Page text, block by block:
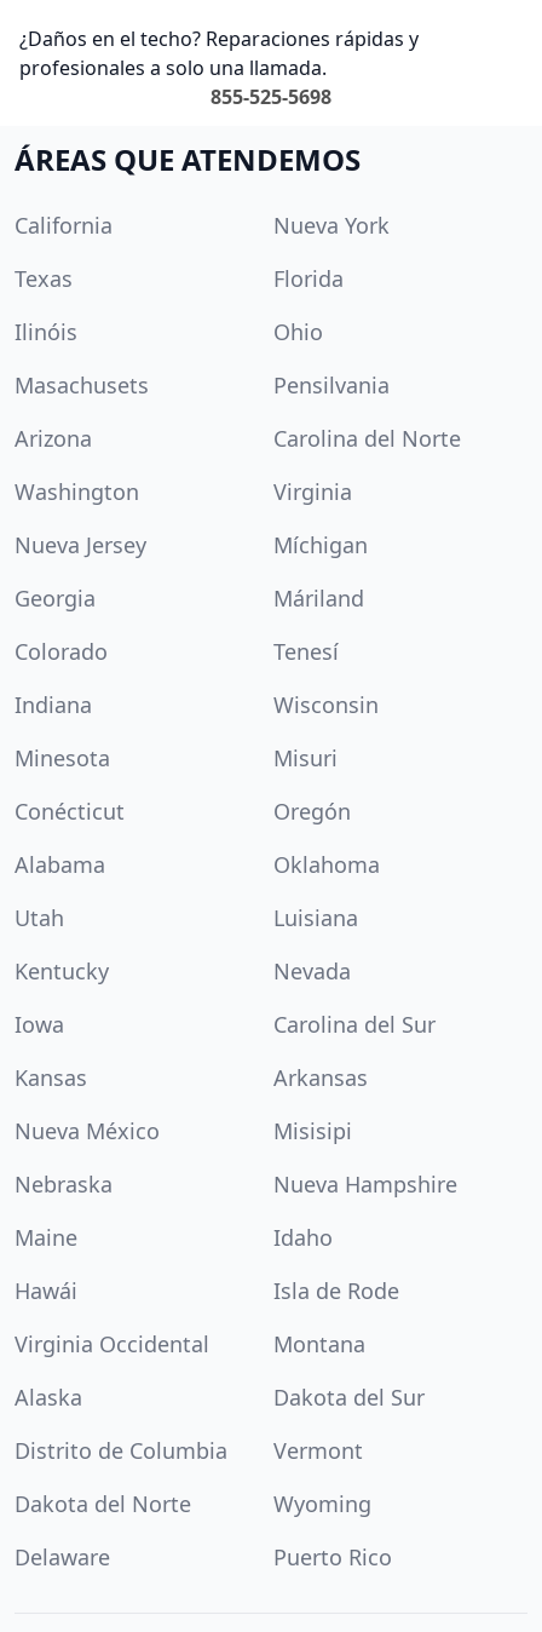
¿Daños en el techo? Reparaciones rápidas y
profesionales a solo una llamada.
855-525-5698
ÁREAS QUE ATENDEMOS
California
Nueva York
Texas
Florida
Ilinóis
Ohio
Masachusets
Pensilvania
Arizona
Carolina del Norte
Washington
Virginia
Nueva Jersey
Míchigan
Georgia
Máriland
Colorado
Tenesí
Indiana
Wisconsin
Minesota
Misuri
Conécticut
Oregón
Alabama
Oklahoma
Utah
Luisiana
Kentucky
Nevada
Iowa
Carolina del Sur
Kansas
Arkansas
Nueva México
Misisipi
Nebraska
Nueva Hampshire
Maine
Idaho
Hawái
Isla de Rode
Virginia Occidental
Montana
Alaska
Dakota del Sur
Distrito de Columbia
Vermont
Dakota del Norte
Wyoming
Delaware
Puerto Rico